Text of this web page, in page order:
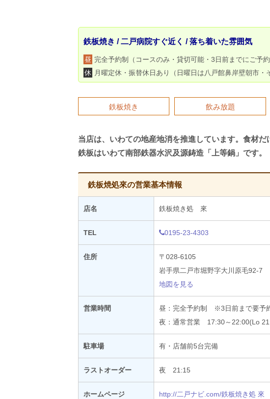
鉄板焼き / 二戸病院すぐ近く / 落ち着いた雰囲気
昼 完全予約制（コースのみ・貸切可能・3日前までにご予約
休 月曜定休・振替休日あり（日曜日は八戸館鼻岸壁朝市・
鉄板焼き 飲み放題
当店は、いわての地産地消を推進しています。食材
鉄板はいわて南部鉄器水沢及源鋳造「上等鍋」です。
鉄板焼処來の営業基本情報
店名 鉄板焼き処 來
TEL 0195-23-4303
住所
〒028-6105
岩手県二戸市堀野字大川原毛92-7
地図を見る
営業時間
昼：完全予約制 ※3日前まで要予
夜：通常営業 17:30～22:00(Lo
駐車場 有・店舗前5台完備
ラストオーダー 夜 21:15
ホームページ http://二戸ナビ.com/鉄板焼き処 來